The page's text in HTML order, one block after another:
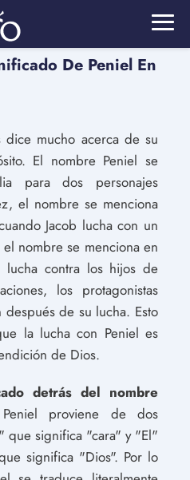
De Peniel En
mucho acerca de su
El nombre Peniel se
para dos personajes
el nombre se menciona
Jacob lucha con un
nombre se menciona en
lucha contra los hijos de
los protagonistas
de su lucha. Esto
la lucha con Peniel es
de Dios.
detrás del nombre
proviene de dos
que significa "cara" y "El"
significa "Dios". Por lo